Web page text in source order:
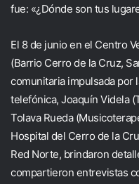
fue: «¿Dónde son tus
El 8 de junio en el Centro
(Barrio Cerro de la Cruz,
comunitaria impulsada por
telefónica, Joaquín Videla
Tolava Rueda
Hospital del Cerro de la
Red Norte, brindaron
compartieron entrevistas